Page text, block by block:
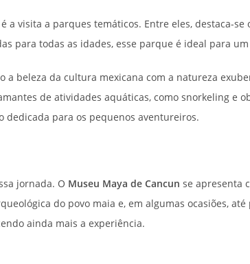
visita a parques temáticos. Entre eles, destaca-se
para todas as idades, esse parque é ideal para
beleza da cultura mexicana com a natureza
de atividades aquáticas, como snorkeling e
dedicada para os pequenos aventureiros.
jornada. O Museu Maya de Cancun se apresenta
do povo maia e, em algumas ocasiões,
ainda mais a experiência.